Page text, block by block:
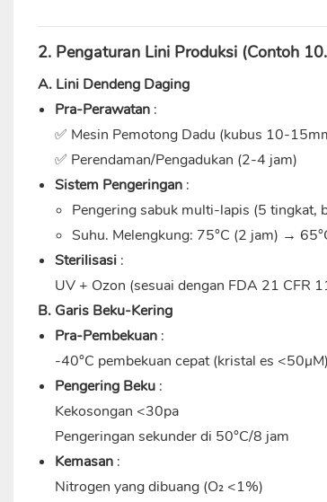
2. Pengaturan Lini Produksi (Contoh
A. Lini Dendeng Daging
Pra-Perawatan :
✅ Mesin Pemotong Dadu (kubus 10-
✅ Perendaman/Pengadukan (2-4 jam)
Sistem Pengeringan :
Pengering sabuk multi-lapis (5 tingkat,
Suhu. Melengkung: 75°C (2 jam) →
Sterilisasi :
UV + Ozon (sesuai dengan FDA 21 CFR
B. Garis Beku-Kering
Pra-Pembekuan :
-40°C pembekuan cepat (kristal es <50μM)
Pengering Beku :
Kekosongan <30pa
Pengeringan sekunder di 50°C/8 jam
Kemasan :
Nitrogen yang dibuang (O₂ <1%)